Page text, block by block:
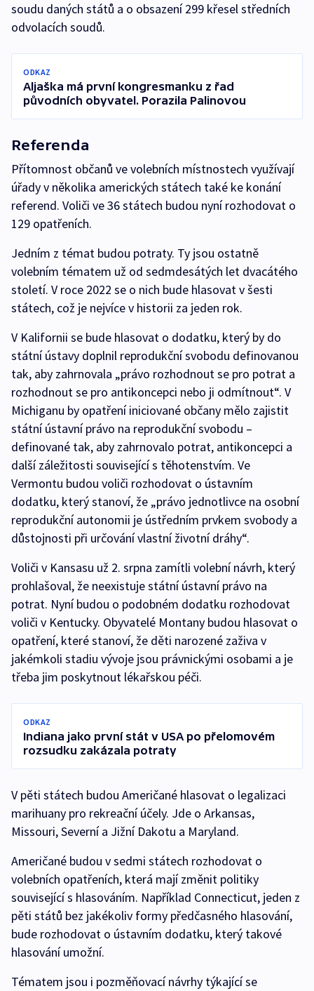
soudu daných států a o obsazení 299 křesel středních
odvolacích soudů.
ODKAZ
Aljaška má první kongresmanku z řad
původních obyvatel. Porazila Palinovou
Referenda
Přítomnost občanů ve volebních místnostech využívají
úřady v několika amerických státech také ke konání
referend. Voliči ve 36 státech budou nyní rozhodovat o
129 opatřeních.
Jedním z témat budou potraty. Ty jsou ostatně
volebním tématem už od sedmdesátých let dvacátého
století. V roce 2022 se o nich bude hlasovat v šesti
státech, což je nejvíce v historii za jeden rok.
V Kalifornii se bude hlasovat o dodatku, který by do
státní ústavy doplnil reprodukční svobodu definovanou
tak, aby zahrnovala „právo rozhodnout se pro potrat a
rozhodnout se pro antikoncepci nebo ji odmítnout“. V
Michiganu by opatření iniciované občany mělo zajistit
státní ústavní právo na reprodukční svobodu –
definované tak, aby zahrnovalo potrat, antikoncepci a
další záležitosti související s těhotenstvím. Ve
Vermontu budou voliči rozhodovat o ústavním
dodatku, který stanoví, že „právo jednotlivce na osobní
reprodukční autonomii je ústředním prvkem svobody a
důstojnosti při určování vlastní životní dráhy“.
Voliči v Kansasu už 2. srpna zamítli volební návrh, který
prohlašoval, že neexistuje státní ústavní právo na
potrat. Nyní budou o podobném dodatku rozhodovat
voliči v Kentucky. Obyvatelé Montany budou hlasovat o
opatření, které stanoví, že děti narozené zaživa v
jakémkoli stadiu vývoje jsou právnickými osobami a je
třeba jim poskytnout lékařskou péči.
ODKAZ
Indiana jako první stát v USA po přelomovém
rozsudku zakázala potraty
V pěti státech budou Američané hlasovat o legalizaci
marihuany pro rekreační účely. Jde o Arkansas,
Missouri, Severní a Jižní Dakotu a Maryland.
Američané budou v sedmi státech rozhodovat o
volebních opatřeních, která mají změnit politiky
související s hlasováním. Například Connecticut, jeden z
pěti států bez jakékoliv formy předčasného hlasování,
bude rozhodovat o ústavním dodatku, který takové
hlasování umožní.
Tématem jsou i pozměňovací návrhy týkající se